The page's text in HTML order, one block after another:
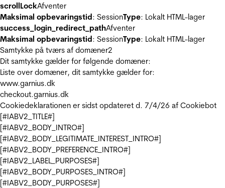
scrollLockAfventer
Maksimal opbevaringstid: SessionType: Lokalt HTML-lager
success_login_redirect_pathAfventer
Maksimal opbevaringstid: SessionType: Lokalt HTML-lager
Samtykke på tværs af domæner2
Dit samtykke gælder for følgende domæner:
Liste over domæner, dit samtykke gælder for:
www.garnius.dk
checkout.garnius.dk
Cookiedeklarationen er sidst opdateret d. 7/4/26 af Cookiebot
[#IABV2_TITLE#]
[#IABV2_BODY_INTRO#]
[#IABV2_BODY_LEGITIMATE_INTEREST_INTRO#]
[#IABV2_BODY_PREFERENCE_INTRO#]
[#IABV2_LABEL_PURPOSES#]
[#IABV2_BODY_PURPOSES_INTRO#]
[#IABV2_BODY_PURPOSES#]